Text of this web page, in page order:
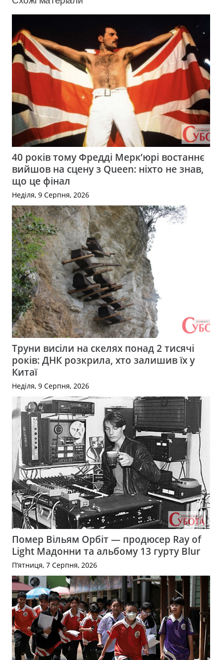
40 років тому Фредді Мерк’юрі востаннє
вийшов на сцену з Queen: ніхто не знав,
що це фінал
Неділя, 9 Серпня, 2026
Труни висіли на скелях понад 2 тисячі
років: ДНК розкрила, хто залишив їх у
Китаї
Неділя, 9 Серпня, 2026
Помер Вільям Орбіт — продюсер Ray of
Light Мадонни та альбому 13 гурту Blur
П’ятниця, 7 Серпня, 2026